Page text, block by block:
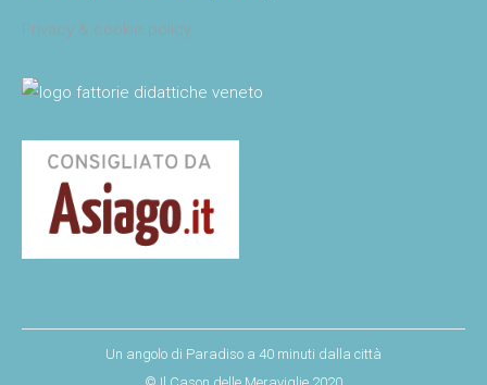
Privacy & cookie policy
Un angolo di Paradiso a 40 minuti dalla città